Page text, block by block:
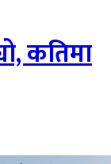
कतिमा